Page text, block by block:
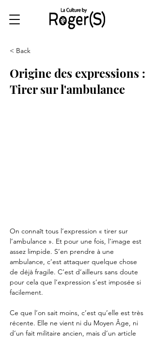
< Back
Origine des expressions :
Tirer sur l'ambulance
On connaît tous l’expression « tirer sur
l’ambulance ». Et pour une fois, l’image est
assez limpide. S’en prendre à une
ambulance, c’est attaquer quelque chose
de déjà fragile. C’est d’ailleurs sans doute
pour cela que l’expression s’est imposée si
facilement.
Ce que l’on sait moins, c’est qu’elle est très
récente. Elle ne vient ni du Moyen Âge, ni
d’un fait militaire ancien, mais d’un article